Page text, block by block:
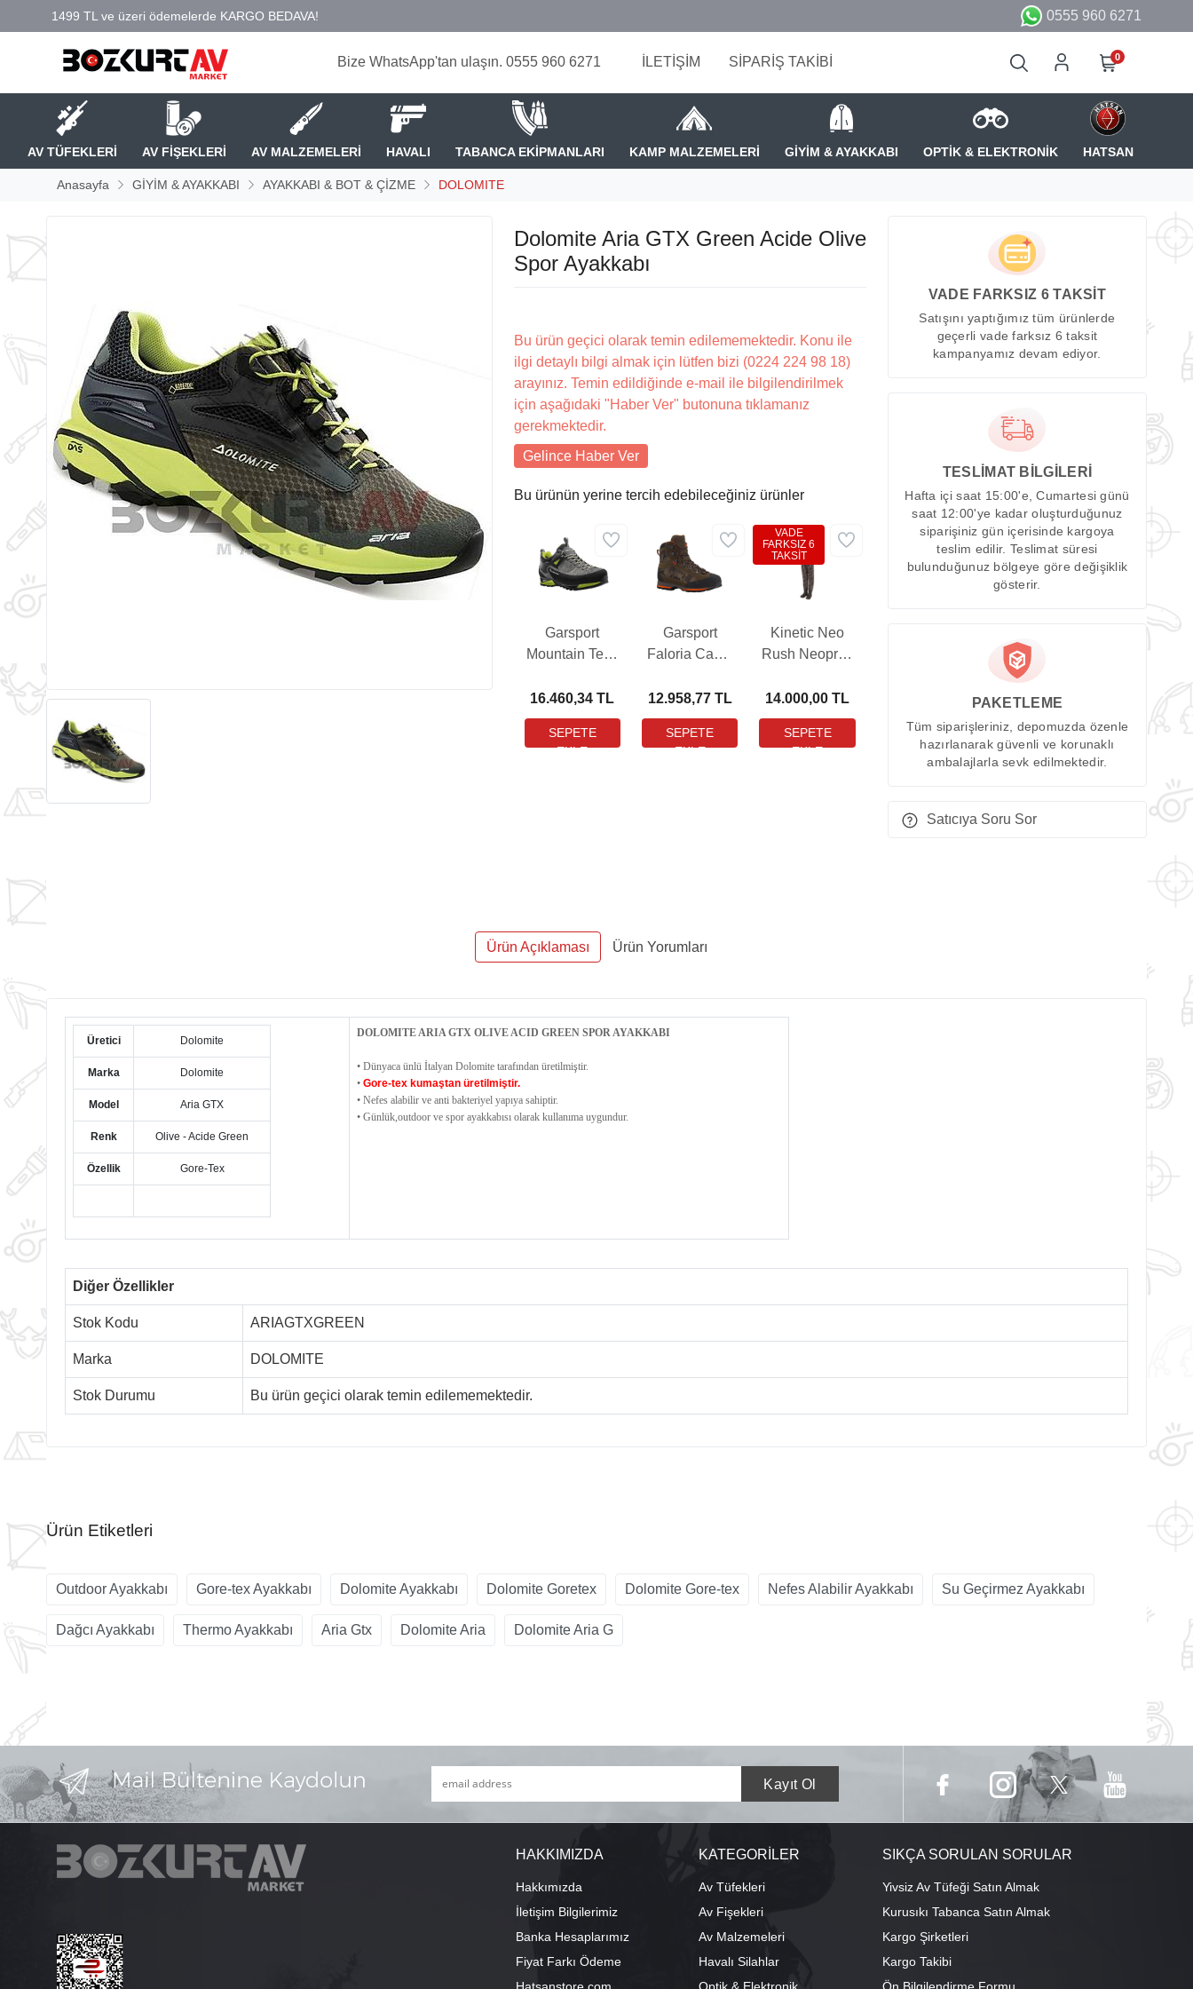
0555 960 6271
Bize WhatsApp'tan ulaşın. 0555 960 6271 İLETİŞİM SİPARİŞ TAKİBİ 0
AV TÜFEKLERİ AV FİŞEKLERİ AV MALZEMELERİ HAVALI TABANCA EKİPMANLARI KAMP MALZEMELERİ GİYİM & AYAKKABI OPTİK & ELEKTRONİK HATSAN
Anasayfa GİYİM & AYAKKABI AYAKKABI & BOT & ÇİZME DOLOMITE
Dolomite Aria GTX Green Acide Olive
Spor Ayakkabı
Bu ürün geçici olarak temin edilememektedir. Konu ile
ilgi detaylı bilgi almak için lütfen bizi (0224 224 98 18)
arayınız. Temin edildiğinde e-mail ile bilgilendirilmek
için aşağıdaki "Haber Ver" butonuna tıklamanız
gerekmektedir.
Gelince Haber Ver
Bu ürünün yerine tercih edebileceğiniz ürünler
Garsport
Mountain Tech
16.460,34 TL
Garsport
Faloria Camo
Oliva Bot
12.958,77 TL
Kinetic Neo
Rush Neopren
14.000,00 TL
VADE
FARKSIZ 6
TAKSİT
VADE FARKSIZ 6 TAKSİT
Satışını yaptığımız tüm ürünlerde
geçerli vade farksız 6 taksit
kampanyamız devam ediyor.
TESLİMAT BİLGİLERİ
Hafta içi saat 15:00'e, Cumartesi günü
saat 12:00'ye kadar oluşturduğunuz
siparişiniz gün içerisinde kargoya
teslim edilir. Teslimat süresi
bulunduğunuz bölgeye göre değişiklik
gösterir.
PAKETLEME
Tüm siparişleriniz, depomuzda özenle
hazırlanarak güvenli ve korunaklı
ambalajlarla sevk edilmektedir.
Satıcıya Soru Sor
Ürün Açıklaması Ürün Yorumları
Üretici Dolomite
Marka Dolomite
Model Aria GTX
Renk Olive - Acide Green
Özellik Gore-Tex
DOLOMITE ARIA GTX OLIVE ACID GREEN SPOR AYAKKABI
• Dünyaca ünlü İtalyan Dolomite tarafından üretilmiştir.
• Gore-tex kumaştan üretilmiştir.
• Nefes alabilir ve anti bakteriyel yapıya sahiptir.
• Günlük,outdoor ve spor ayakkabısı olarak kullanıma uygundur.
Diğer Özellikler
Stok Kodu ARIAGTXGREEN
Marka DOLOMITE
Stok Durumu Bu ürün geçici olarak temin edilememektedir.
Ürün Etiketleri
Outdoor Ayakkabı Gore-tex Ayakkabı Dolomite Ayakkabı Dolomite Goretex Dolomite Gore-tex Nefes Alabilir Ayakkabı Su Geçirmez Ayakkabı
Dağcı Ayakkabı Thermo Ayakkabı Aria Gtx Dolomite Aria Dolomite Aria G
HAKKIMIZDA
Hakkımızda
İletişim Bilgilerimiz
Banka Hesaplarımız
Fiyat Farkı Ödeme
Hatsanstore.com
KATEGORİLER
Av Tüfekleri
Av Fişekleri
Av Malzemeleri
Havalı Silahlar
Optik & Elektronik
SIKÇA SORULAN SORULAR
Yivsiz Av Tüfeği Satın Almak
Kurusıkı Tabanca Satın Almak
Kargo Şirketleri
Kargo Takibi
Ön Bilgilendirme Formu